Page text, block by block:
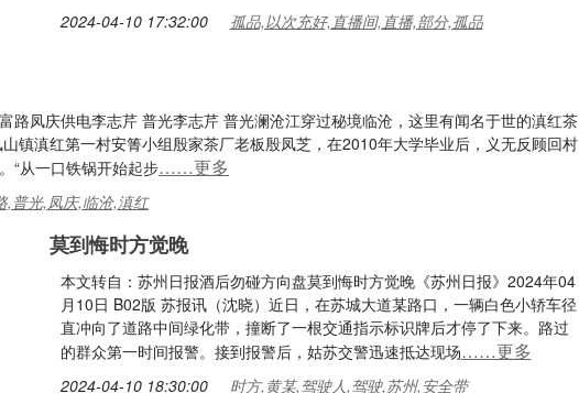
2024-04-10 17:32:00 孤品,以次充好,直播间,直播,部分,孤品
路凤庆供电李志芹 普光李志芹 普光澜沧江穿过秘境临沧，这里有闻名于世的滇红茶
镇滇红第一村安箐小组殷家茶厂老板殷凤芝，在2010年大学毕业后，义无反顾回村
“从一口铁锅开始起步……更多
,普光,凤庆,临沧,滇红
莫到悔时方觉晚
本文转自：苏州日报酒后勿碰方向盘莫到悔时方觉晚《苏州日报》2024年04
月10日 B02版 苏报讯（沈晓）近日，在苏城大道某路口，一辆白色小轿车径
直冲向了道路中间绿化带，撞断了一根交通指示标识牌后才停了下来。路过
的群众第一时间报警。接到报警后，姑苏交警迅速抵达现场……更多
2024-04-10 18:30:00 时方,黄某,驾驶人,驾驶,苏州,安全带